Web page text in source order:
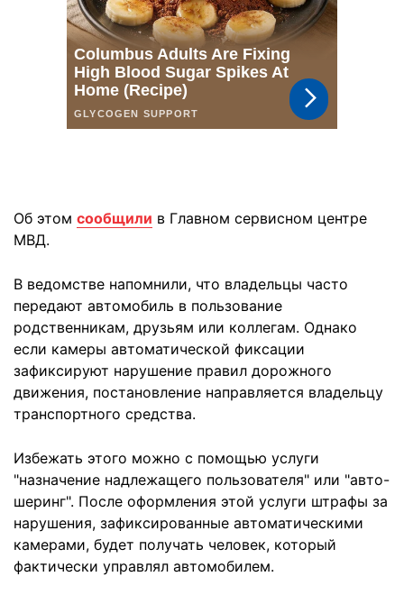
Об этом сообщили в Главном сервисном центре
МВД.
В ведомстве напомнили, что владельцы часто
передают автомобиль в пользование
родственникам, друзьям или коллегам. Однако
если камеры автоматической фиксации
зафиксируют нарушение правил дорожного
движения, постановление направляется владельцу
транспортного средства.
Избежать этого можно с помощью услуги
"назначение надлежащего пользователя" или "авто-
шеринг". После оформления этой услуги штрафы за
нарушения, зафиксированные автоматическими
камерами, будет получать человек, который
фактически управлял автомобилем.